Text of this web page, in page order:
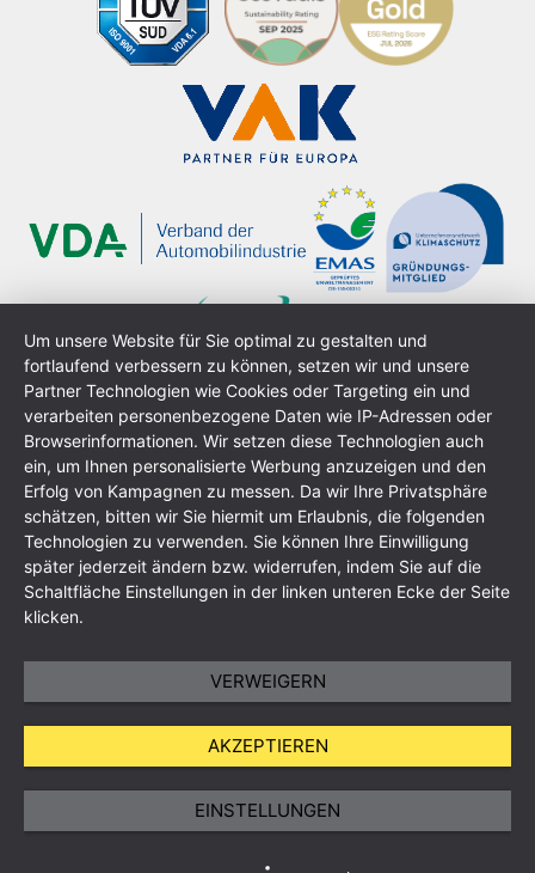
ImpressumDatenschutzerklärungAGBSitemap
Um unsere Website für Sie optimal zu gestalten und
fortlaufend verbessern zu können, setzen wir und unsere
Partner Technologien wie Cookies oder Targeting ein und
verarbeiten personenbezogene Daten wie IP-Adressen oder
Browserinformationen. Wir setzen diese Technologien auch
ein, um Ihnen personalisierte Werbung anzuzeigen und den
Erfolg von Kampagnen zu messen. Da wir Ihre Privatsphäre
schätzen, bitten wir Sie hiermit um Erlaubnis, die folgenden
Technologien zu verwenden. Sie können Ihre Einwilligung
später jederzeit ändern bzw. widerrufen, indem Sie auf die
Schaltfläche Einstellungen in der linken unteren Ecke der Seite
klicken.
VERWEIGERN
AKZEPTIEREN
EINSTELLUNGEN